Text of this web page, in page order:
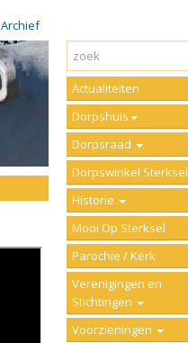
Archief
Actualiteiten
Dorpshuis
Dorpsraad
Dorpswinkel Sterksel
Historie
Mooi Op Sterksel
Parochie / Kerk
Verenigingen en
Stichtingen
Voorzieningen